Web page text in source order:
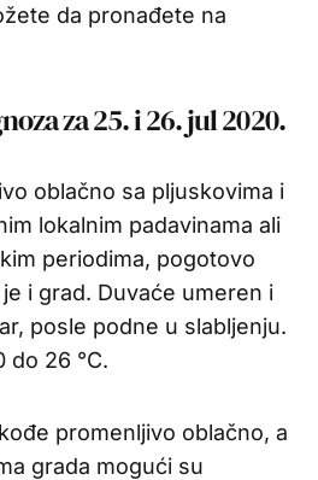
da pronađete na
za 25. i 26. jul 2020.
oblačno sa pljuskovima i
lokalnim padavinama ali
periodima, pogotovo
i grad. Duvaće umeren i
posle podne u slabljenju.
do 26 °C.
promenljivo oblačno, a
grada mogući su